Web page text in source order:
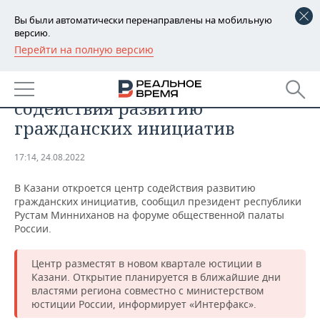
Вы были автоматически перенаправлены на мобильную
версию.
Перейти на полную версию
РЕГИОНЫ
БАШКОРТОСТАН
ТАТАРСТАН
НОВОСТИ
АНАЛИТИКА
ДЕКЛАРАЦИИ О ДОХОДАХ
КОРОЛИ ГОСЗАКАЗА ПФО
ВУЗЫ ТАТАРСТАНА
КОМУ ПРИНАДЛЕЖАТ
ТОРГОВЫЕ ЦЕНТРЫ
ТАТАРСТАНА
НОВОСТИ ЭКОНОМИКИ
ФИНАНСЫ
БАНКИ
БЮДЖЕТ
ИНВЕСТИЦИИ
ПРОМЫШЛЕННОСТЬ
НОВОСТИ
ПРОМЫШЛЕННОСТИ
АГРОПРОМ
МАШИНОСТРОЕНИЕ
НЕДВИЖИМОСТЬ
НОВОСТИ НЕДВИЖИМОСТИ
АВТО
НОВОСТИ АВТО
БИЗНЕС
НОВОСТИ БИЗНЕСА
ТЕХНОЛОГИИ
В Казани откроется центр
содействия развитию
гражданских инициатив
17:14, 24.08.2022
В Казани откроется центр содействия развитию
гражданских инициатив, сообщил президент республики
Рустам Минниханов на форуме общественной палаты
России.
Центр разместят в новом квартале юстиции в
Казани. Открытие планируется в ближайшие дни
властями региона совместно с министерством
юстиции России, информирует «Интерфакс».